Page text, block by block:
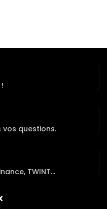
questions.
TWINT...